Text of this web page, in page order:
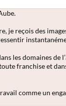
je reçois des
les domaines de
franchise et
comme un